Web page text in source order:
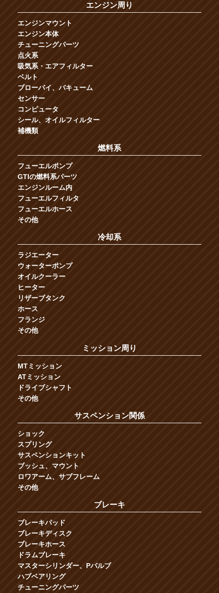
エンジン周り
エンジンマウント
エンジン本体
チューニングパーツ
点火系
吸気系・エアフィルター
ベルト
ブローバイ、バキューム
センサー
コンピュータ
シール、オイルフィルター
補機類
燃料系
フューエルポンプ
GTIの燃料系パーツ
エンジンルーム内
フューエルフィルタ
フューエルホース
その他
冷却系
ラジエーター
ウォーターポンプ
オイルクーラー
ヒーター
リザーブタンク
ホース
フランジ
その他
ミッション周り
MTミッション
ATミッション
ドライブシャフト
その他
サスペンション関係
ショック
スプリング
サスペンションキット
ブッシュ、マウント
ロワアーム、サブフレーム
その他
ブレーキ
ブレーキパッド
ブレーキディスク
ブレーキホース
ドラムブレーキ
マスターシリンダー、Pバルブ
ハブベアリング
チューニングパーツ